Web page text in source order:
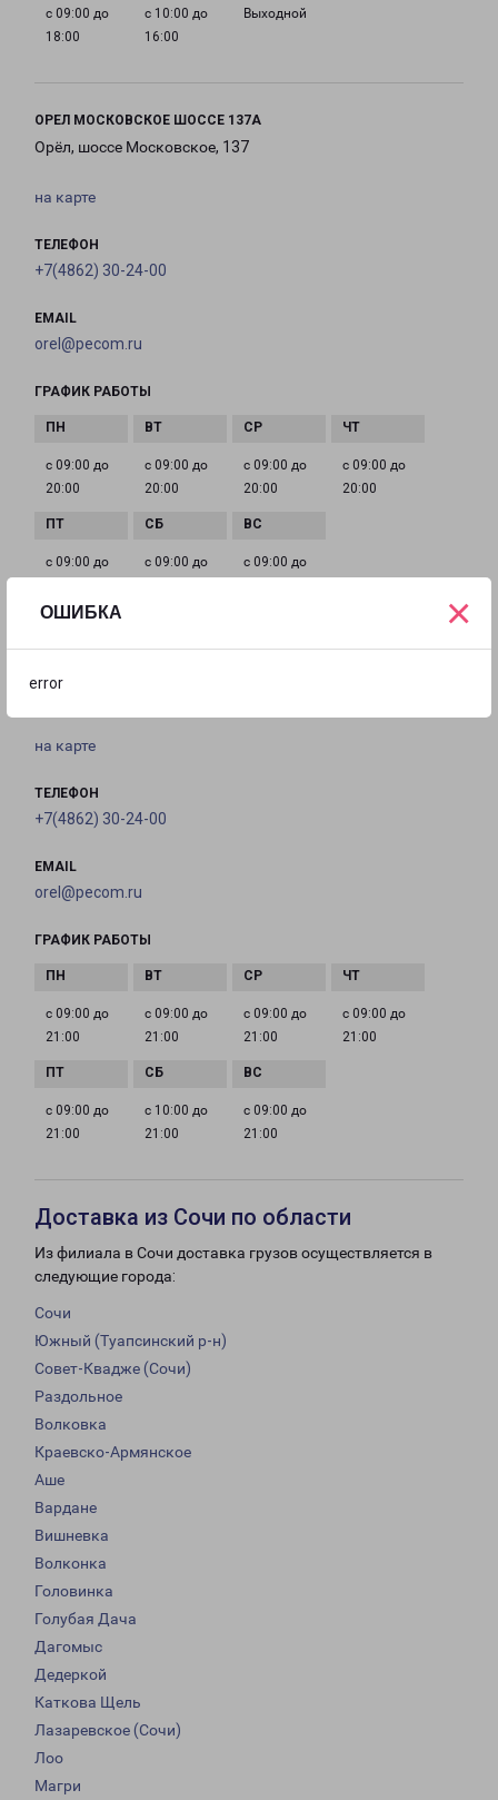
ОШИБКА
error
×
с 09:00 до
18:00
с 10:00 до
16:00
Выходной
ОРЕЛ МОСКОВСКОЕ ШОССЕ 137А
Орёл, шоссе Московское, 137
на карте
ТЕЛЕФОН
+7(4862) 30-24-00
EMAIL
orel@pecom.ru
ГРАФИК РАБОТЫ
с 09:00 до
20:00
с 09:00 до
20:00
с 09:00 до
20:00
с 09:00 до
20:00
с 09:00 до
с 09:00 до
с 09:00 до
на карте
ТЕЛЕФОН
+7(4862) 30-24-00
EMAIL
orel@pecom.ru
ГРАФИК РАБОТЫ
с 09:00 до
21:00
с 09:00 до
21:00
с 09:00 до
21:00
с 09:00 до
21:00
с 09:00 до
21:00
с 10:00 до
21:00
с 09:00 до
21:00
Доставка из Сочи по области
Из филиала в Сочи доставка грузов осуществляется в
следующие города:
Сочи
Южный (Туапсинский р-н)
Совет-Квадже (Сочи)
Раздольное
Волковка
Краевско-Армянское
Аше
Вардане
Вишневка
Волконка
Головинка
Голубая Дача
Дагомыс
Дедеркой
Каткова Щель
Лазаревское (Сочи)
Лоо
Магри